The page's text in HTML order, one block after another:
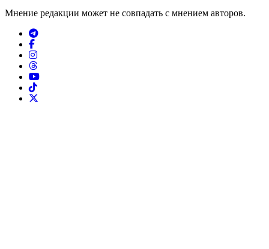
Мнение редакции может не совпадать с мнением авторов.